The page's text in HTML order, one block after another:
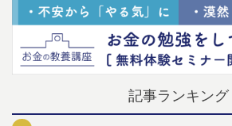
記事ランキング